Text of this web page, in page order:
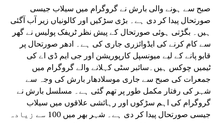
صبح سے ہونے والی بارش نے گروگرام میں سیلاب جیسی
صورتحال پیدا کر دی ہے۔ بڑی سڑکیں اور کالونیاں زیر آب آگئی
ہیں۔ بگڑتی ہوئی صورتحال کے پیش نظر ٹریفک پولیس نے گھر
سے کام کرنے کی ایڈوائزری جاری کی ہے۔ ادھر صورتحال پر
قابو پانے کے لیے میونسپل کارپوریشن اور جی ایم ڈی اے کی
ٹیمیں چوکس ہیں۔سائبر سٹی کہلانے والے گروگرام میں
جمعرات کی صبح سے جاری موسلادھار بارش کی وجہ سے
شہر کی رفتار مکمل طور پر تھم گئی ہے۔ مسلسل بارش نے
گروگرام کی اہم سڑکوں اور رہائشی علاقوں میں سیلاب
جیسی صورتحال پیدا کر دی ہے۔ شہر بھر میں 100 سے زیادہ